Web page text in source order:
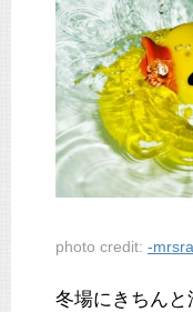
photo credit: -
冬場にきちんと